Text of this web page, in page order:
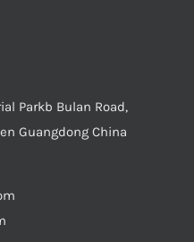
Parkb Bulan Road,
Guangdong China